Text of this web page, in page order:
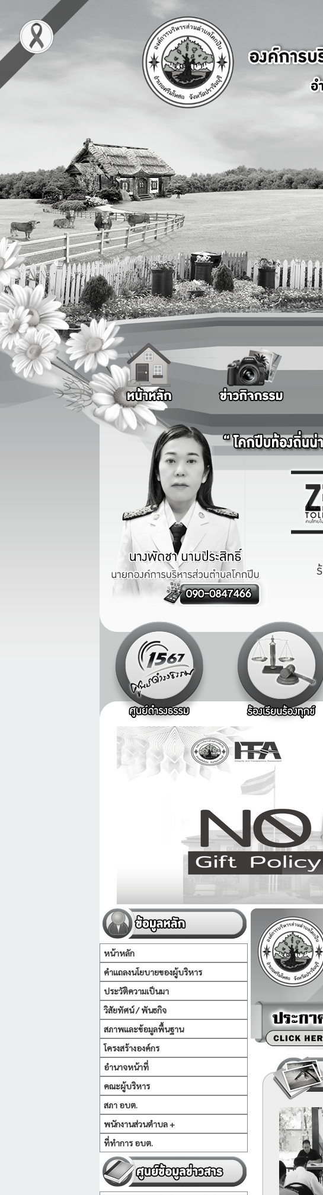
หน้าหลัก
คำแถลงนโยบายของผู้บริหาร
ประวัติความเป็นมา
วิสัยทัศน์ / พันธกิจ
สภาพและข้อมูลพื้นฐาน
โครงสร้างองค์กร
อำนาจหน้าที่
คณะผู้บริหาร
สภา อบต.
พนักงานส่วนตำบล +
ที่ทำการ อบต.